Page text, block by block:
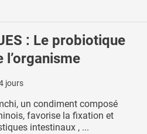
: Le probiotique
l’organisme
jours
un condiment composé
favorise la fixation et
intestinaux , ...